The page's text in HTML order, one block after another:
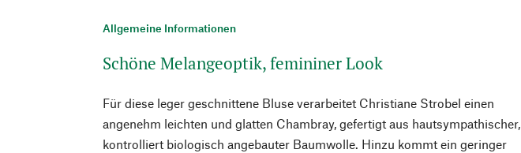
Allgemeine Informationen
Schöne Melangeoptik, femininer Look
Für diese leger geschnittene Bluse verarbeitet Christiane Strobel einen
angenehm leichten und glatten Chambray, gefertigt aus hautsympathischer,
kontrolliert biologisch angebauter Baumwolle. Hinzu kommt ein geringer